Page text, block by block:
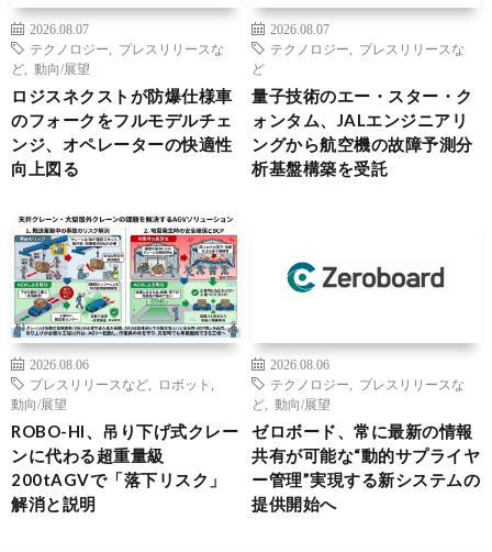
2026.08.07
テクノロジー
プレスリリースな
ど
動向/展望
ロジスネクストが防爆仕様車
のフォークをフルモデルチェ
ンジ、オペレーターの快適性
向上図る
2026.08.07
テクノロジー
プレスリリースな
ど
量子技術のエー・スター・ク
ォンタム、JALエンジニアリ
ングから航空機の故障予測分
析基盤構築を受託
2026.08.06
プレスリリースなど
ロボット
動向/展望
ROBO-HI、吊り下げ式クレー
ンに代わる超重量級
200tAGVで「落下リスク」
解消と説明
2026.08.06
テクノロジー
プレスリリースな
ど
動向/展望
ゼロボード、常に最新の情報
共有が可能な“動的サプライヤ
ー管理”実現する新システムの
提供開始へ